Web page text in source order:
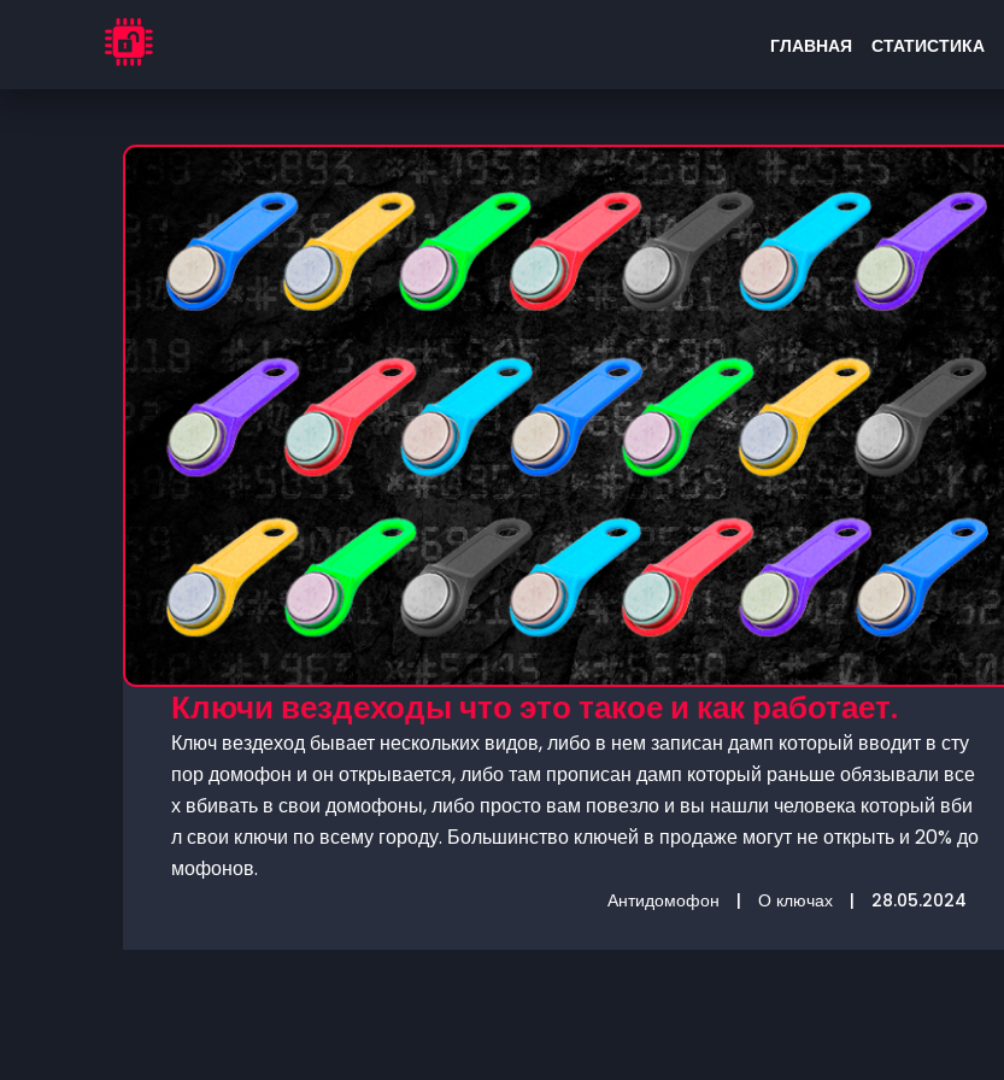
ГЛАВНАЯ СТАТИСТИКА
Ключи вездеходы что это такое и как работает.
Ключ вездеход бывает нескольких видов, либо в нем записан дамп который вводит в сту
пор домофон и он открывается, либо там прописан дамп который раньше обязывали все
х вбивать в свои домофоны, либо просто вам повезло и вы нашли человека который вби
л свои ключи по всему городу. Большинство ключей в продаже могут не открыть и 20% до
мофонов.
Антидомофон | О ключах | 28.05.2024